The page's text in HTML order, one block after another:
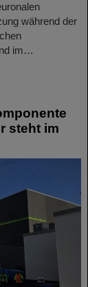
während der
im…
steht im